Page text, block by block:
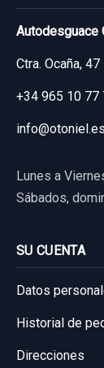
Autodesguace
Ctra. Ocaña,
+34 965 10 77
info@otoniel.es
Lunes a
Sábados,
SU CUENTA
Datos
Historial de
Direcciones